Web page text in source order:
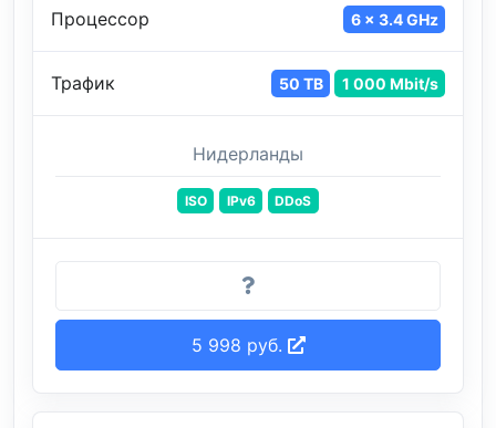
Процессор 6 x 3.4 GHz
Трафик 50 TB 1 000 Mbit/s
Нидерланды
ISO IPv6 DDoS
5 998 руб.